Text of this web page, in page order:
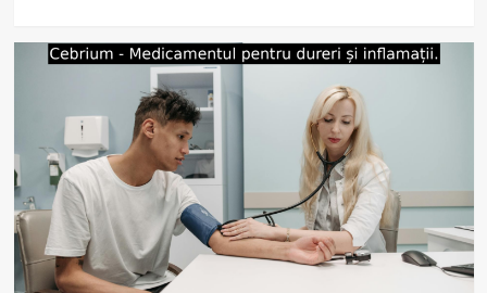
about
Aerinaze
Prospect:
Informații
complete
despre
medicament.